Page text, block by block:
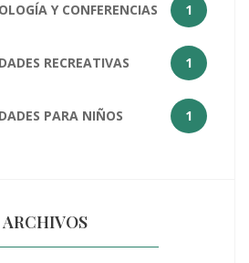
Y CONFERENCIAS 1
RECREATIVAS 1
PARA NIÑOS 1
ARCHIVOS